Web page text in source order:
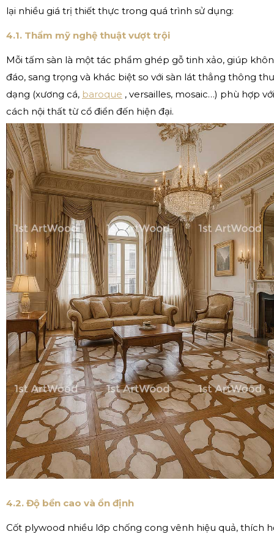
lại nhiều giá trị thiết thực trong quá trình sử dụng:
4.1. Thẩm mỹ nghệ thuật vượt trội
Mỗi tấm sàn là một tác phẩm ghép gỗ tinh xảo, giúp
đáo, sang trọng và khác biệt so với sàn lát thẳng thông
dạng (xương cá, baroque , versailles, mosaic…) phù hợp
cách nội thất từ cổ điển đến hiện đại.
4.2. Độ bền cao và ổn định
Cốt plywood nhiều lớp chống cong vênh hiệu quả, thích